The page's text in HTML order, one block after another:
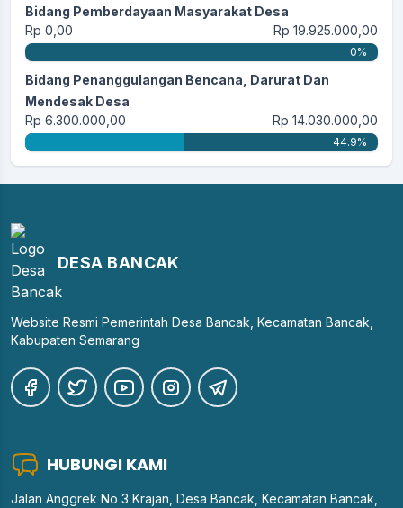
Bidang Pemberdayaan Masyarakat Desa
Rp 0,00
Rp 19.925.000,00
0%
Bidang Penanggulangan Bencana, Darurat Dan
Mendesak Desa
Rp 6.300.000,00
Rp 14.030.000,00
44.9%
DESA BANCAK
Website Resmi Pemerintah Desa Bancak, Kecamatan Bancak,
Kabupaten Semarang
HUBUNGI KAMI
Jalan Anggrek No 3 Krajan, Desa Bancak, Kecamatan Bancak,